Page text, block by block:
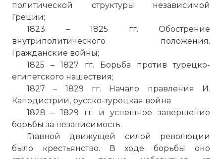
политической структуры независимой
Греции;
1823 – 1825 гг. Обострение
внутриполитического положения.
Гражданские войны;
1825 – 1827 гг. Борьба против турецко-
египетского нашествия;
1827 – 1829 гг. Начало правления И.
Каподистрии, русско-турецкая война
1828 – 1829 гг. и успешное завершение
борьбы за независимость.
Главной движущей силой революции
было крестьянство. В ходе борьбы оно